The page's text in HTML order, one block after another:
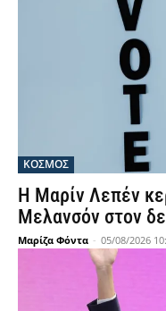
ΚΟΣΜΟΣ
Η Μαρίν Λεπέν
Μελανσόν στον
Μαρίζα Φόντα - 05/08/2026